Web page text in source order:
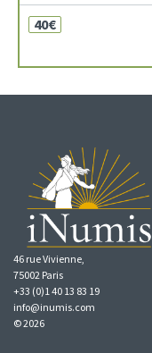
40€
46 rue Vivienne,
75002 Paris
+33 (0)1 40 13 83 19
info@inumis.com
© 2026